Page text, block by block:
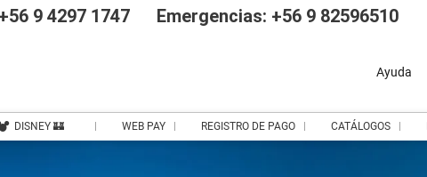
9 4297 1747 Emergencias: +56 9 82596510
Ayuda
DISNEY 🏰 WEB PAY REGISTRO DE PAGO CATÁLOGOS